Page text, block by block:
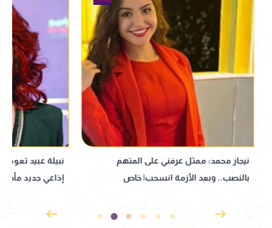
نيجار محمد: ممثل عرفني على المتهم
بالنصب.. وبعد الأزمة انسحب| خاص
نبيلة عبيد تعود
إذاعي جديد